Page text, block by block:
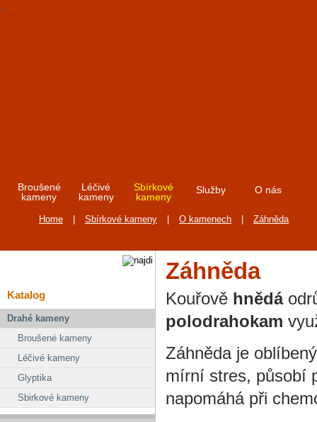
Broušené
kameny
Léčivé
kameny
Sbírkové
kameny
Služby O nás
Home Sbírkové kameny O kamenech Záhněda
Katalog
Drahé kameny
Broušené kameny
Léčivé kameny
Glyptika
Sbirkové kameny
Záhněda
Kouřově hnědá
polodrahokam
Záhněda je
mírní stres, působí
napomáhá při